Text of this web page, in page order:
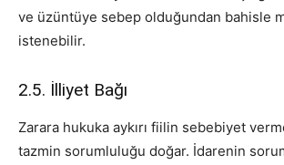
ve üzüntüye sebep olduğundan bahisle
istenebilir.
2.5. İlliyet Bağı
Zarara hukuka aykırı fiilin sebebiyet
tazmin sorumluluğu doğar. İdarenin